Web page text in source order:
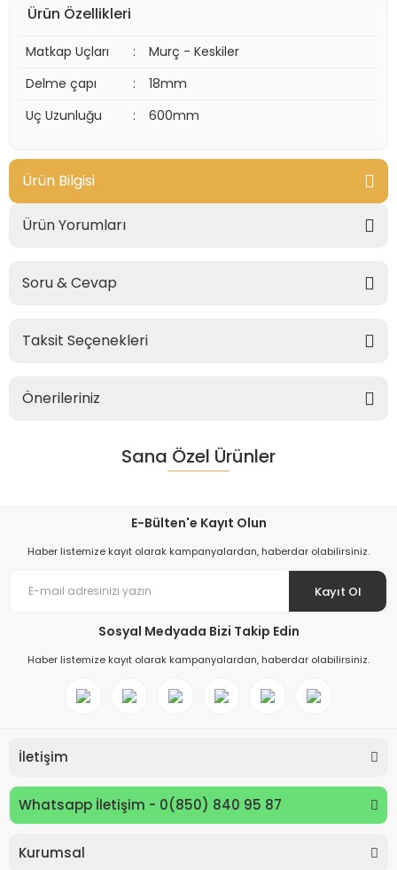
Ürün Özellikleri
Matkap Uçları :
Murç - Keskiler
Delme çapı
:
18mm
Uç Uzunluğu
: 600mm
Ürün Bilgisi
Ürün Yorumları
Soru & Cevap
Taksit Seçenekleri
Önerileriniz
Sana Özel Ürünler
E-Bülten'e Kayıt Olun
Haber listemize kayıt olarak kampanyalardan, haberdar olabilirsiniz.
Kayıt Ol
Sosyal Medyada Bizi Takip Edin
Haber listemize kayıt olarak kampanyalardan, haberdar olabilirsiniz.
İletişim
Whatsapp İletişim - 0(850) 840 95 87
Kurumsal